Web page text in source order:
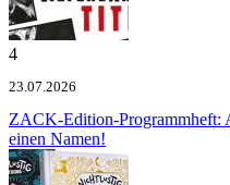
4
23.07.2026
ZACK-Edition-Programmheft:
einen Namen!